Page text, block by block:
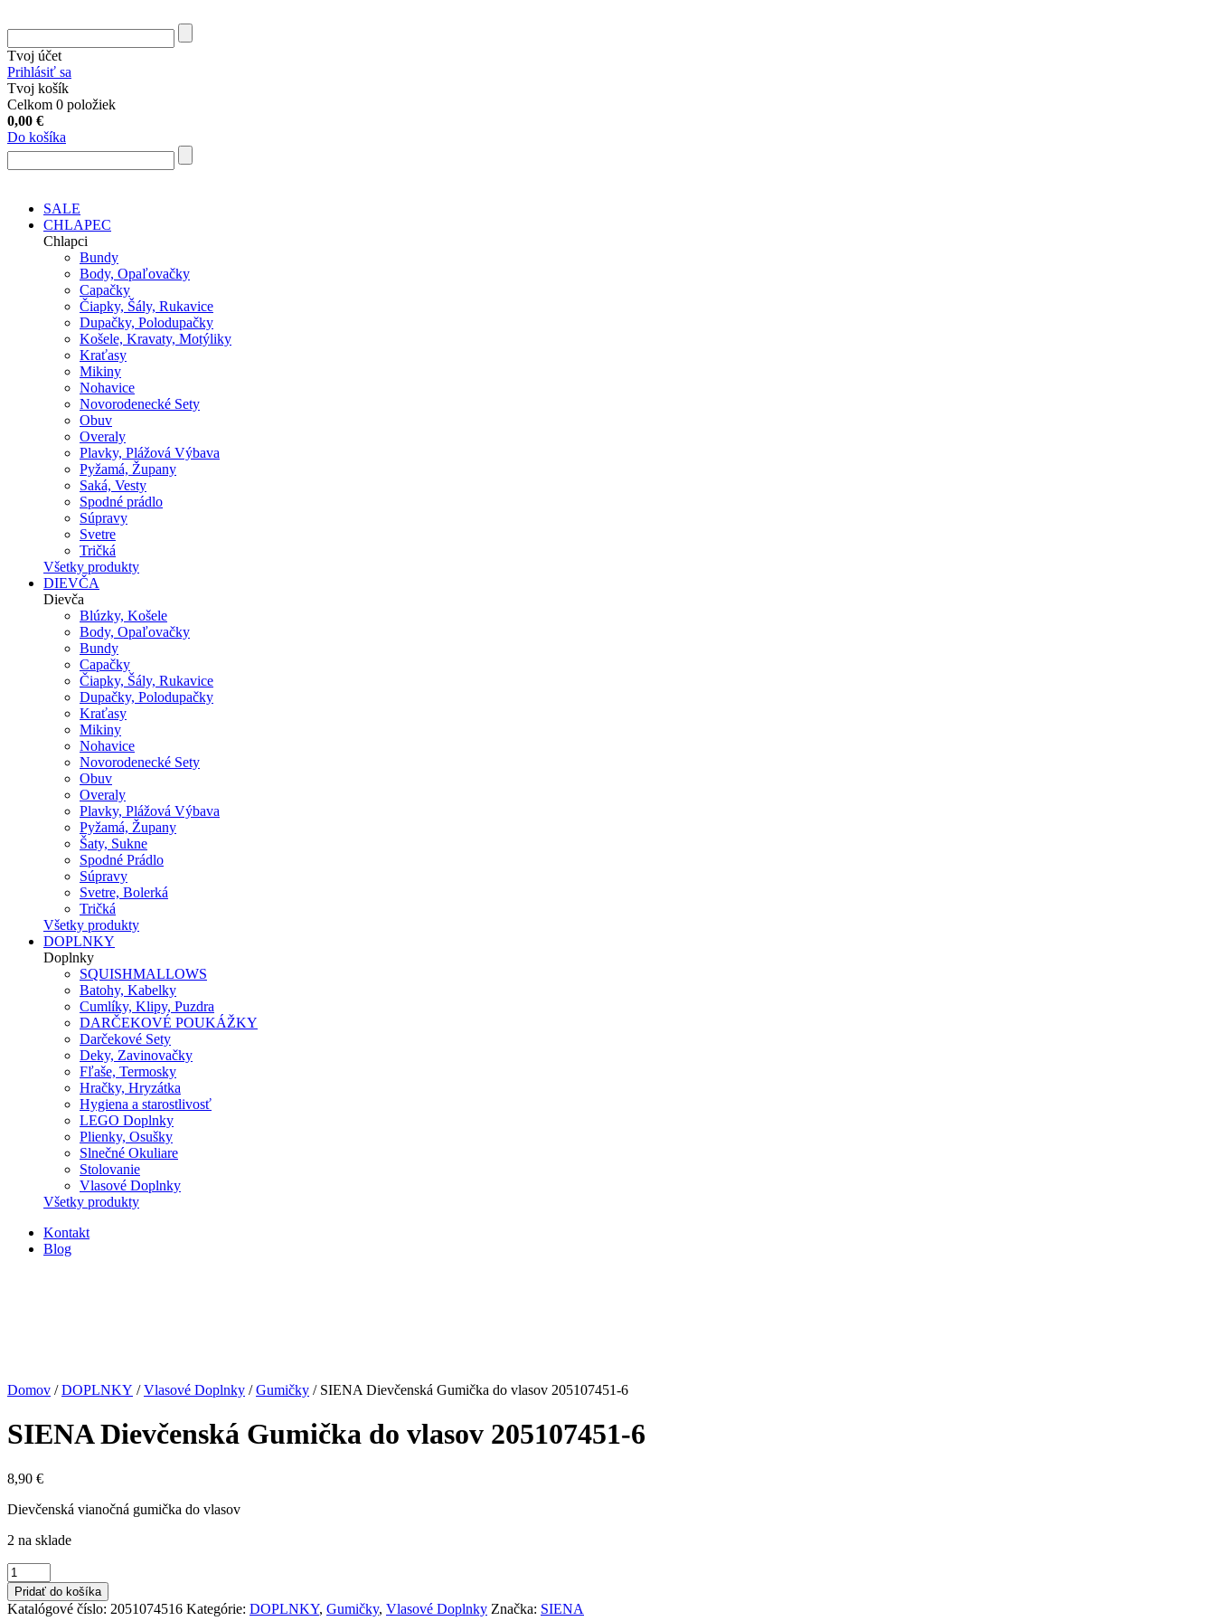
Tvoj účet
Prihlásiť sa
Tvoj košík
Celkom 0 položiek
0,00 €
Do košíka
SALE
CHLAPEC
Chlapci
Bundy
Body, Opaľovačky
Capačky
Čiapky, Šály, Rukavice
Dupačky, Polodupačky
Košele, Kravaty, Motýliky
Kraťasy
Mikiny
Nohavice
Novorodenecké Sety
Obuv
Overaly
Plavky, Plážová Výbava
Pyžamá, Župany
Saká, Vesty
Spodné prádlo
Súpravy
Svetre
Tričká
Všetky produkty
DIEVČA
Dievča
Blúzky, Košele
Body, Opaľovačky
Bundy
Capačky
Čiapky, Šály, Rukavice
Dupačky, Polodupačky
Kraťasy
Mikiny
Nohavice
Novorodenecké Sety
Obuv
Overaly
Plavky, Plážová Výbava
Pyžamá, Župany
Šaty, Sukne
Spodné Prádlo
Súpravy
Svetre, Bolerká
Tričká
Všetky produkty
DOPLNKY
Doplnky
SQUISHMALLOWS
Batohy, Kabelky
Cumlíky, Klipy, Puzdra
DARČEKOVÉ POUKÁŽKY
Darčekové Sety
Deky, Zavinovačky
Fľaše, Termosky
Hračky, Hryzátka
Hygiena a starostlivosť
LEGO Doplnky
Plienky, Osušky
Slnečné Okuliare
Stolovanie
Vlasové Doplnky
Všetky produkty
Kontakt
Blog
Domov /DOPLNKY /Vlasové Doplnky /Gumičky / SIENA Dievčenská Gumička do vlasov 205107451-6
SIENA Dievčenská Gumička do vlasov 205107451-6
8,90 €
Dievčenská vianočná gumička do vlasov
2 na sklade
množstvo
SIENA
Dievčenská
Pridať do košíka
Katalógové číslo: 2051074516 Kategórie: DOPLNKY, Gumičky, Vlasové Doplnky Značka: SIENA